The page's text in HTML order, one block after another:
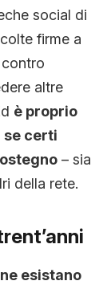
social di
firme a
altre
è proprio
se certi
– sia
della rete.
esistano